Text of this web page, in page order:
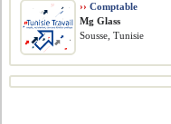
›› Comptable
Mg Glass
Sousse, Tunisie